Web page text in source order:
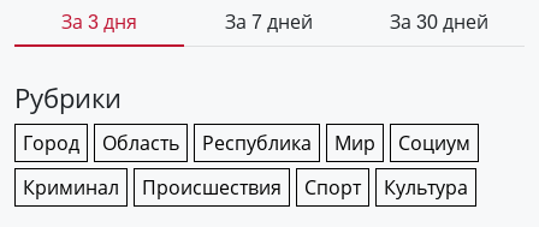
За 3 дня За 7 дней За 30 дней
Рубрики
Город Область Республика Мир
Социум
Криминал
Происшествия Спорт Культура